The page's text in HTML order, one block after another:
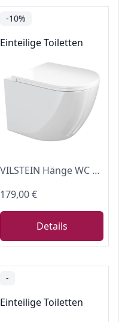
-10%
Einteilige Toiletten
VILSTEIN Hänge WC mit 360° Tornado-Spülung, Spülrandloses Wand-Toilettenbecken aus Keramik, geräuscharm, inkl. WC-Sitz mit Absenkautomatik – Weiß, [49 cm lang]
179,00 €
Details
-
Einteilige Toiletten